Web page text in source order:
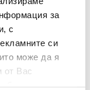
за
с
си
може да я
от Вас
come to
away-
leading
ЗА ДОМА
ЗА ДОМА
И КНИГИ
КЛАС
DIXON
ARAM